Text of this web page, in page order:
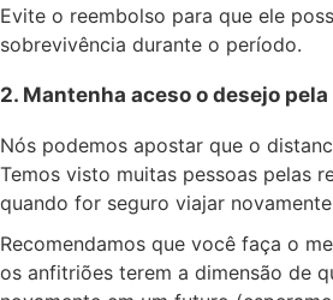
Evite o reembolso para que ele
sobrevivência durante o período.
2. Mantenha aceso o desejo
Nós podemos apostar que o
Temos visto muitas pessoas pelas
quando for seguro viajar
Recomendamos que você faça o
os anfitriões terem a dimensão de